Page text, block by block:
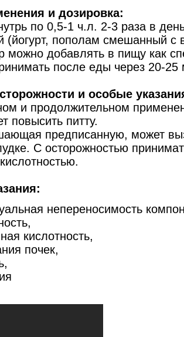
и дозировка:
по 0,5-1 ч.л. 2-3 раза в
(йогурт, пополам смешанный
можно добавлять в пищу как
после еды через 20-25
и особые
и продолжительном
повысить питту.
предписанную, может
С осторожностью
непереносимость
кислотность,
почек,